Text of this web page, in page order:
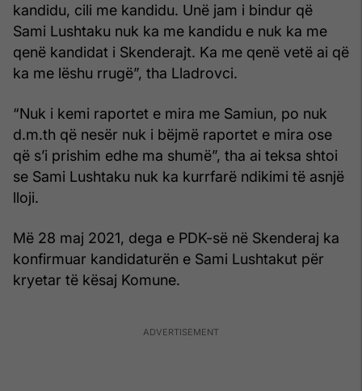
kandidu, cili me kandidu. Unë jam i bindur që
Sami Lushtaku nuk ka me kandidu e nuk ka me
qenë kandidat i Skenderajt. Ka me qenë vetë ai që
ka me lëshu rrugë”, tha Lladrovci.
“Nuk i kemi raportet e mira me Samiun, po nuk
d.m.th që nesër nuk i bëjmë raportet e mira ose
që s’i prishim edhe ma shumë”, tha ai teksa shtoi
se Sami Lushtaku nuk ka kurrfarë ndikimi të asnjë
lloji.
Më 28 maj 2021, dega e PDK-së në Skenderaj ka
konfirmuar kandidaturën e Sami Lushtakut për
kryetar të kësaj Komune.